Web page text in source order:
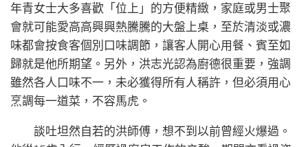
年青女士大多喜歡「位上」的方便精緻，家庭或男士聚
會就可能愛高高興興熱騰騰的大盤上桌，至於清淡或濃
味都會按食客個別口味調節，讓客人開心用餐、賓至如
歸就是他所期望。另外，洪志光認為廚德很重要，強調
雖然各人口味不一，未必獲得所有人稱許，但必須用心
烹調每一道菜，不容馬虎。
談吐坦然自若的洪師傅，想不到以前曾經火爆過。